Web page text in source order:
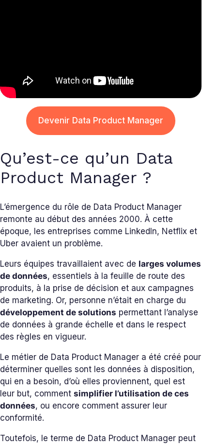
Devenir Data Product Manager
Qu’est-ce qu’un Data
Product Manager ?
L’émergence du rôle de Data Product Manager
remonte au début des années 2000. À cette
époque, les entreprises comme LinkedIn, Netflix et
Uber avaient un problème.
Leurs équipes travaillaient avec de larges volumes
de données, essentiels à la feuille de route des
produits, à la prise de décision et aux campagnes
de marketing. Or, personne n’était en charge du
développement de solutions permettant l’analyse
de données à grande échelle et dans le respect
des règles en vigueur.
Le métier de Data Product Manager a été créé pour
déterminer quelles sont les données à disposition,
qui en a besoin, d’où elles proviennent, quel est
leur but, comment simplifier l’utilisation de ces
données, ou encore comment assurer leur
conformité.
Toutefois, le terme de Data Product Manager peut